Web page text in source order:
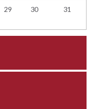
29 30 31